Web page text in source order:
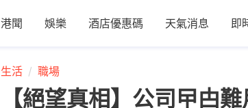
港聞 娛樂 酒店優惠碼 天氣消息 即
生活 職場
【絕望真相】公司曱甴